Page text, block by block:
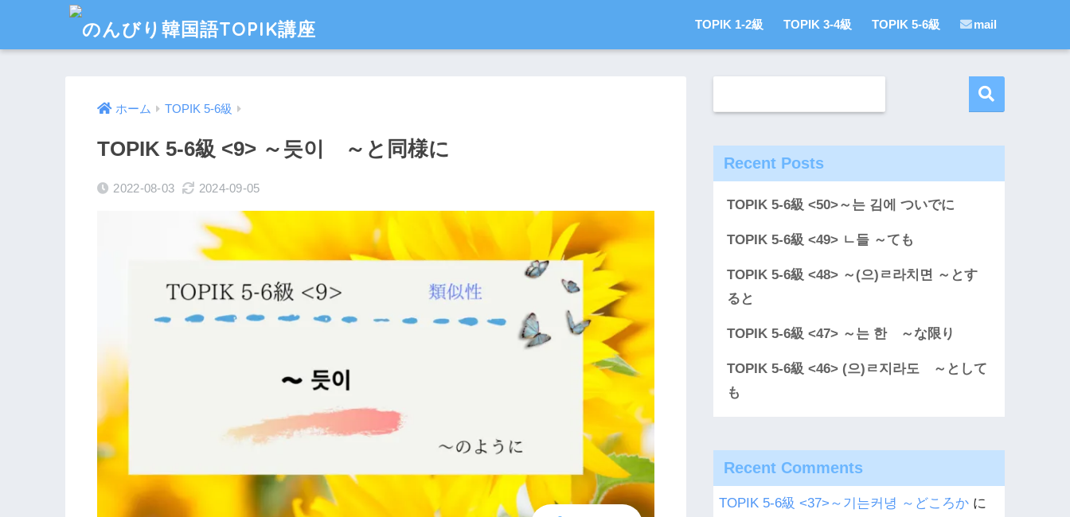
TOPIK 1-2級 TOPIK 3-4級 TOPIK 5-6級 mail
ホーム TOPIK 5-6級
TOPIK 5-6級 <9> ～듯이 ～と同様に
2022-08-03 2024-09-05
Recent Posts
TOPIK 5-6級 <50>～는 김에 ついでに
TOPIK 5-6級 <49> ㄴ들 ～ても
TOPIK 5-6級 <48> ～(으)ㄹ라치면 ～とす
ると
TOPIK 5-6級 <47> ～는 한 ～な限り
TOPIK 5-6級 <46> (으)ㄹ지라도 ～として
も
Recent Comments
TOPIK 5-6級 <37>～기는커녕 ～どころか に